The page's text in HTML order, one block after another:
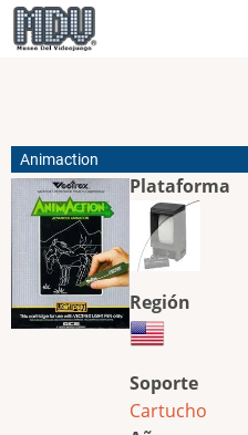
Pasar
al
Animaction
Plataforma
Región
Soporte
Cartucho